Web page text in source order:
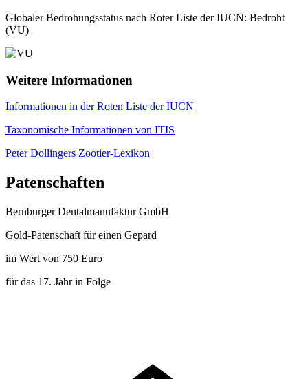
Globaler Bedrohungsstatus nach Roter Liste der IUCN: Bedroht
(VU)
Weitere Informationen
Informationen in der Roten Liste der IUCN
Taxonomische Informationen von ITIS
Peter Dollingers Zootier-Lexikon
Patenschaften
Bernburger Dentalmanufaktur GmbH
Gold-Patenschaft für einen Gepard
im Wert von 750 Euro
für das 17. Jahr in Folge